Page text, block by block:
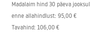
Madalaim hind 30 päeva jooksul
enne allahindlust: 95,00 €
Tavahind: 106,00 €